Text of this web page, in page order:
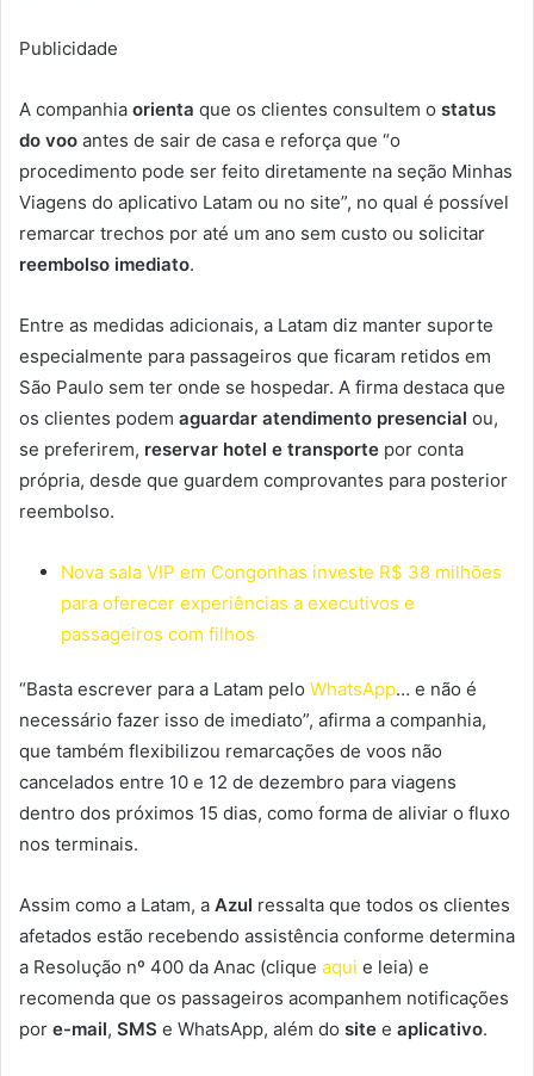
Publicidade
A companhia orienta que os clientes consultem o status
do voo antes de sair de casa e reforça que “o
procedimento pode ser feito diretamente na seção Minhas
Viagens do aplicativo Latam ou no site”, no qual é possível
remarcar trechos por até um ano sem custo ou solicitar
reembolso imediato.
Entre as medidas adicionais, a Latam diz manter suporte
especialmente para passageiros que ficaram retidos em
São Paulo sem ter onde se hospedar. A firma destaca que
os clientes podem aguardar atendimento presencial ou,
se preferirem, reservar hotel e transporte por conta
própria, desde que guardem comprovantes para posterior
reembolso.
Nova sala VIP em Congonhas investe R$ 38 milhões
para oferecer experiências a executivos e
passageiros com filhos
“Basta escrever para a Latam pelo WhatsApp… e não é
necessário fazer isso de imediato”, afirma a companhia,
que também flexibilizou remarcações de voos não
cancelados entre 10 e 12 de dezembro para viagens
dentro dos próximos 15 dias, como forma de aliviar o fluxo
nos terminais.
Assim como a Latam, a Azul ressalta que todos os clientes
afetados estão recebendo assistência conforme determina
a Resolução nº 400 da Anac (clique aqui e leia) e
recomenda que os passageiros acompanhem notificações
por e-mail, SMS e WhatsApp, além do site e aplicativo.